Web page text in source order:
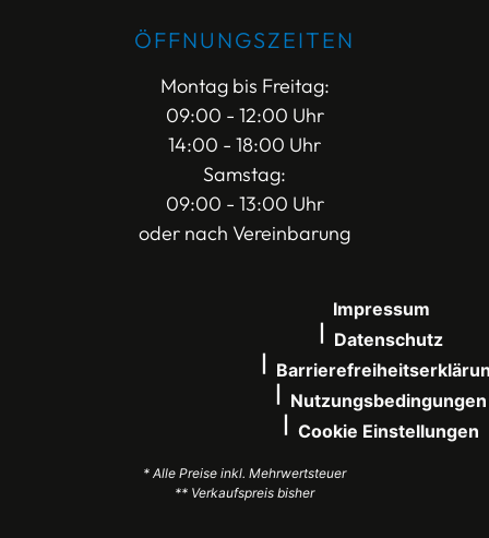
ÖFFNUNGSZEITEN
Montag bis Freitag:
09:00 - 12:00 Uhr
14:00 - 18:00 Uhr
Samstag:
09:00 - 13:00 Uhr
oder nach Vereinbarung
Impressum
Datenschutz
Nutzungsbedingungen
Cookie Einstellungen
* Alle Preise inkl. Mehrwertsteuer
** Verkaufspreis bisher